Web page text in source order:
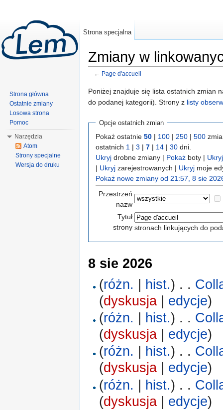
Zmiany w
← Page d'accueil
Poniżej znajduje się lista ostatnich zmian
do podanej kategorii). Strony z listy
Opcje ostatnich zmian
Pokaż ostatnie 50 | 100 | 250 | 500
ostatnich 1 | 3 | 7 | 14 | 30 dni.
Ukryj drobne zmiany | Pokaż boty | Ukryj
| Ukryj zarejestrowanych | Ukryj moje
Pokaż nowe zmiany od 21:57, 8 sie
Przestrzeń
nazw
Tytuł
strony stronach linkujących do
8 sie 2026
(różn. | hist.) . .
(dyskusja | edycje)
(różn. | hist.) . .
(dyskusja | edycje)
(różn. hist.) . .
(dyskusja edycje)
(różn. | hist.) . .
(dyskusja | edycje)
Strona specjalna
Strona główna
Ostatnie zmiany
Losowa strona
Pomoc
Narzędzia
Atom
Strony specjalne
Wersja do druku